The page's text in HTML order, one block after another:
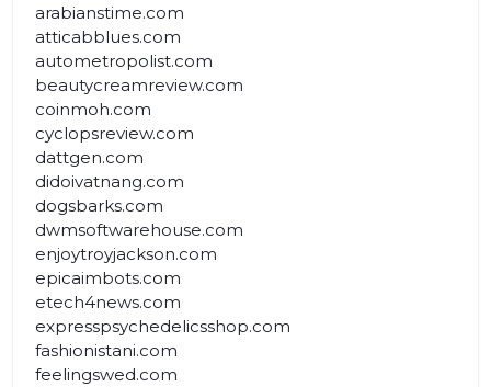
arabianstime.com
atticabblues.com
autometropolist.com
beautycreamreview.com
coinmoh.com
cyclopsreview.com
dattgen.com
didoivatnang.com
dogsbarks.com
dwmsoftwarehouse.com
enjoytroyjackson.com
epicaimbots.com
etech4news.com
expresspsychedelicsshop.com
fashionistani.com
feelingswed.com